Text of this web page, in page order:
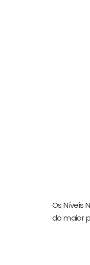
Os Níveis
do maior